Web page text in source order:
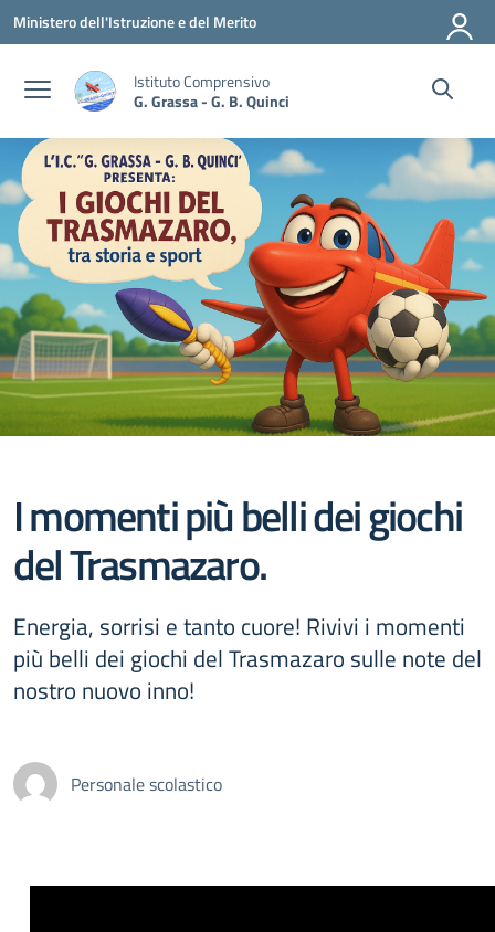
Vai ai contenuti
Vai al menu di navigazione
Vai al footer
Ministero dell'Istruzione e del Merito
Istituto Comprensivo
G. Grassa - G. B. Quinci
I momenti più belli dei giochi
del Trasmazaro.
Energia, sorrisi e tanto cuore! Rivivi i momenti
più belli dei giochi del Trasmazaro sulle note del
nostro nuovo inno!
Personale scolastico